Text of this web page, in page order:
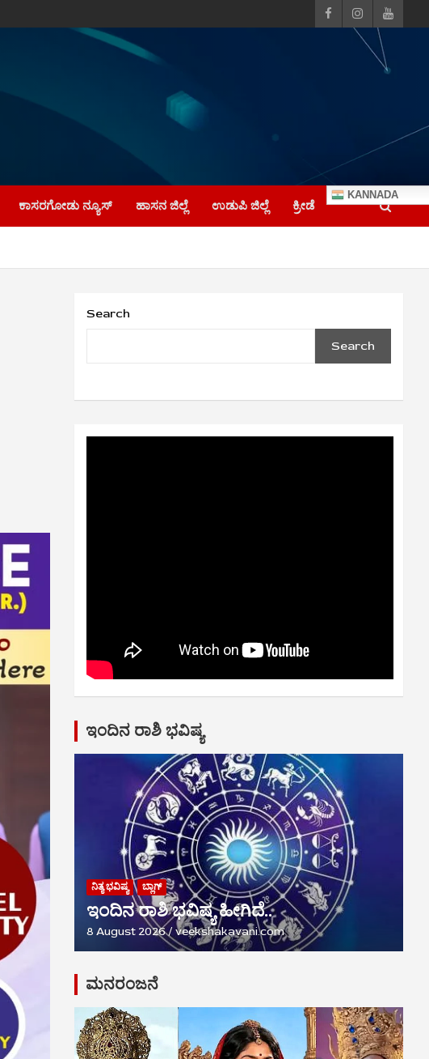
ಕಾಸರಗೋಡು ನ್ಯೂಸ್ ಹಾಸನ ಜಿಲ್ಲೆ ಉಡುಪಿ ಜಿಲ್ಲೆ ಕ್ರೀಡೆ
KANNADA
Search
Search
ಇಂದಿನ ರಾಶಿ ಭವಿಷ್ಯ
ನಿತ್ಯ ಭವಿಷ್ಯ ಬ್ಲಾಗ್
ಇಂದಿನ ರಾಶಿ ಭವಿಷ್ಯ ಹೀಗಿದೆ..
8 August 2026 veekshakavani.com
ಮನರಂಜನೆ